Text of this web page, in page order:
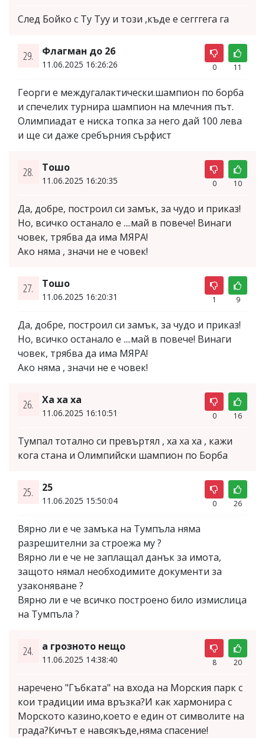
След Бойко с Ту Туу и този ,къде е сегггега га
29. Флагман до 26
11.06.2025 16:26:26 0 11
Георги е междугалактически.шампион по борба
и спечелих турнира шампион на млечния път.
Олимпиадат е ниска топка за него дай 100 лева
и ще си даже сребърния сърфист
28. Тошо
11.06.2025 16:20:35 0 10
Да, добре, построил си замък, за чудо и приказ!
Но, всичко останало е ....май в повече! Винаги
човек, трябва да има МЯРА!
Ако няма , значи не е човек!
27. Тошо
11.06.2025 16:20:31 1 9
Да, добре, построил си замък, за чудо и приказ!
Но, всичко останало е ....май в повече! Винаги
човек, трябва да има МЯРА!
Ако няма , значи не е човек!
26. Ха ха ха
11.06.2025 16:10:51 0 16
Тумпал тотално си превъртял , ха ха ха , кажи
кога стана и Олимпийски шампион по Борба
25. 25
11.06.2025 15:50:04 0 26
Вярно ли е че замъка на Тумпъла няма
разрешителни за строежа му ?
Вярно ли е че не заплащал данък за имота,
защото нямал необходимите документи за
узаконяване ?
Вярно ли е че всичко построено било измислица
на Тумпъла ?
24. а грозното нещо
11.06.2025 14:38:40 8 20
наречено "Гъбката" на входа на Морския парк с
кои традиции има връзка?И как хармонира с
Морското казино,което е един от символите на
града?Кичът е навсякъде,няма спасение!